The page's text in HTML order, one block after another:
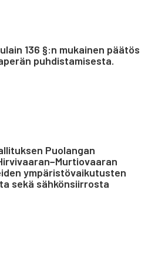
136 §:n mukainen päätös
puhdistamisesta.
Puolangan
ympäristövaikutusten
sekä sähkönsiirrosta